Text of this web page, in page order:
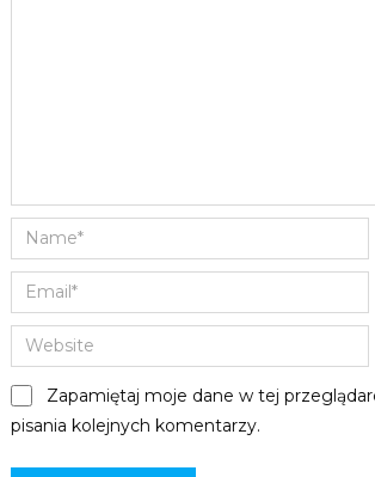
Zapamiętaj moje dane w tej
pisania kolejnych komentarzy.